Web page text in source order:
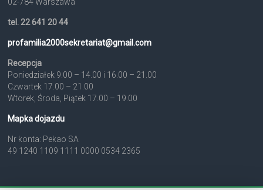
tel. 22 641 20 44
profamilia2000sekretariat@gmail.com
Recepcja
Poniedziałek 9.00 – 14.00 i 16.00 – 21.00
Czwartek 17.00 – 21.00
Wtorek, Środa, Piątek 17.00 – 19.00
Mapka dojazdu
Nr konta: Pekao SA
49 1240 1109 1111 0000 0534 2365